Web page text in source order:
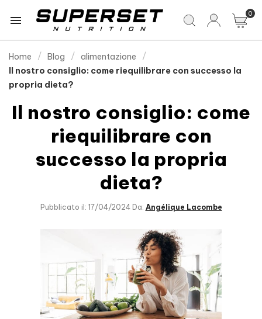
 0
Home Blog
alimentazione
Il nostro consiglio: come riequilibrare con successo la
propria dieta?
Il nostro consiglio: come
riequilibrare con
successo la propria
dieta?
Pubblicato il: 17/04/2024 Da: Angélique Lacombe